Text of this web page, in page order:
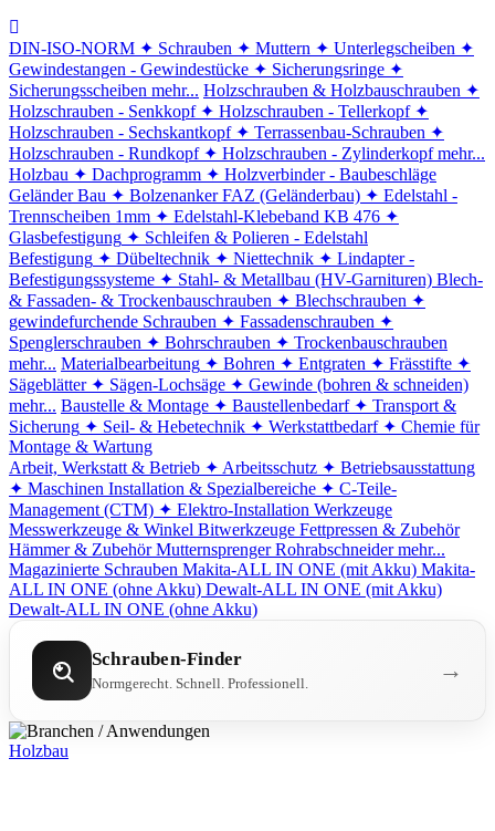
DIN-ISO-NORM ✦ Schrauben ✦ Muttern ✦ Unterlegscheiben ✦
Gewindestangen - Gewindestücke ✦ Sicherungsringe ✦
Sicherungsscheiben mehr... Holzschrauben & Holzbauschrauben ✦
Holzschrauben - Senkkopf ✦ Holzschrauben - Tellerkopf ✦
Holzschrauben - Sechskantkopf ✦ Terrassenbau-Schrauben ✦
Holzschrauben - Rundkopf ✦ Holzschrauben - Zylinderkopf mehr...
Holzbau ✦ Dachprogramm ✦ Holzverbinder - Baubeschläge
Geländer Bau ✦ Bolzenanker FAZ (Geländerbau) ✦ Edelstahl -
Trennscheiben 1mm ✦ Edelstahl-Klebeband KB 476 ✦
Glasbefestigung ✦ Schleifen & Polieren - Edelstahl
Befestigung ✦ Dübeltechnik ✦ Niettechnik ✦ Lindapter -
Befestigungssysteme ✦ Stahl- & Metallbau (HV-Garnituren) Blech-
& Fassaden- & Trockenbauschrauben ✦ Blechschrauben ✦
gewindefurchende Schrauben ✦ Fassadenschrauben ✦
Spenglerschrauben ✦ Bohrschrauben ✦ Trockenbauschrauben
mehr... Materialbearbeitung ✦ Bohren ✦ Entgraten ✦ Frässtifte ✦
Sägeblätter ✦ Sägen-Lochsäge ✦ Gewinde (bohren & schneiden)
mehr... Baustelle & Montage ✦ Baustellenbedarf ✦ Transport &
Sicherung ✦ Seil- & Hebetechnik ✦ Werkstattbedarf ✦ Chemie für
Montage & Wartung
Arbeit, Werkstatt & Betrieb ✦ Arbeitsschutz ✦ Betriebsausstattung
✦ Maschinen Installation & Spezialbereiche ✦ C-Teile-
Management (CTM) ✦ Elektro-Installation Werkzeuge
Messwerkzeuge & Winkel Bitwerkzeuge Fettpressen & Zubehör
Hämmer & Zubehör Mutternsprenger Rohrabschneider mehr...
Magazinierte Schrauben Makita-ALL IN ONE (mit Akku) Makita-
ALL IN ONE (ohne Akku) Dewalt-ALL IN ONE (mit Akku)
Dewalt-ALL IN ONE (ohne Akku)
Schrauben-Finder
Normgerecht. Schnell. Professionell. →
Holzbau